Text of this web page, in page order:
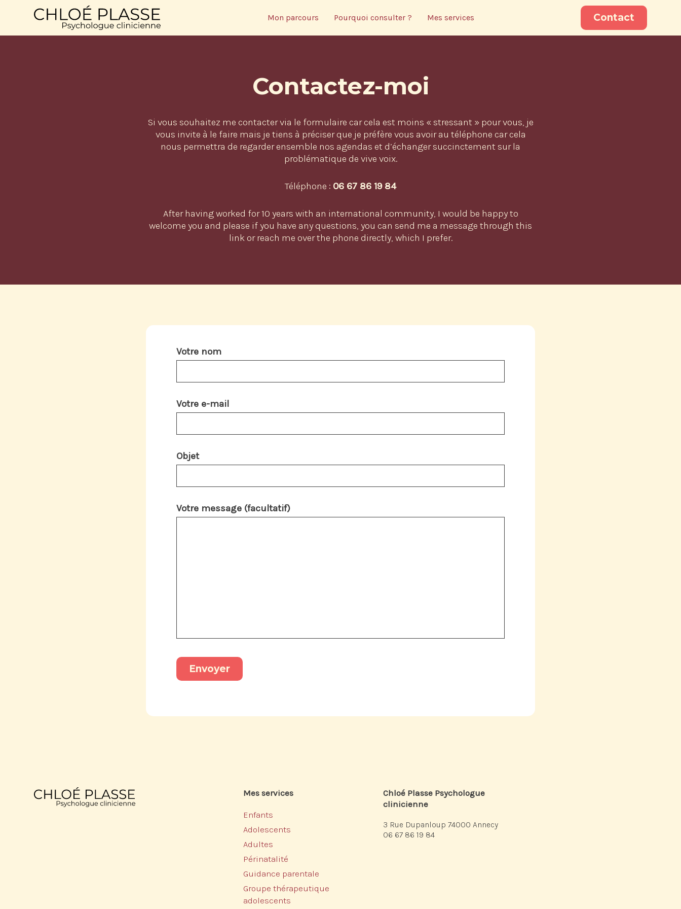
Mon parcours Pourquoi consulter ? Mes services Contact
Contactez-moi
Si vous souhaitez me contacter via le formulaire car cela est moins « stressant » pour vous, je
vous invite à le faire mais je tiens à préciser que je préfère vous avoir au téléphone car cela
nous permettra de regarder ensemble nos agendas et d’échanger succinctement sur la
problématique de vive voix.
Téléphone : 06 67 86 19 84
After having worked for 10 years with an international community, I would be happy to
welcome you and please if you have any questions, you can send me a message through this
link or reach me over the phone directly, which I prefer.
Votre nom
Votre e-mail
Objet
Votre message (facultatif)
Mes services
Enfants
Adolescents
Adultes
Périnatalité
Guidance parentale
Groupe thérapeutique
adolescents
Chloé Plasse Psychologue
clinicienne
3 Rue Dupanloup 74000 Annecy
06 67 86 19 84